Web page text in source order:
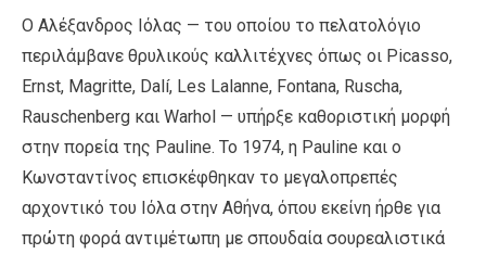
Ο Αλέξανδρος Ιόλας — του οποίου το πελατολόγιο
περιλάμβανε θρυλικούς καλλιτέχνες όπως οι Picasso,
Ernst, Magritte, Dalí, Les Lalanne, Fontana, Ruscha,
Rauschenberg και Warhol — υπήρξε καθοριστική μορφή
στην πορεία της Pauline. Το 1974, η Pauline και ο
Κωνσταντίνος επισκέφθηκαν το μεγαλοπρεπές
αρχοντικό του Ιόλα στην Αθήνα, όπου εκείνη ήρθε για
πρώτη φορά αντιμέτωπη με σπουδαία σουρεαλιστικά